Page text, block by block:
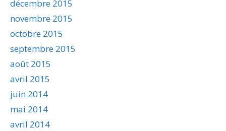
décembre 2015
novembre 2015
octobre 2015
septembre 2015
août 2015
avril 2015
juin 2014
mai 2014
avril 2014